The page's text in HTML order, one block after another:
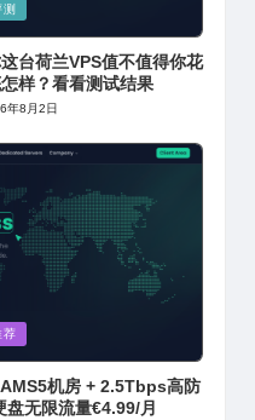
台荷兰VPS值不值得你花
样？看看测试结果
年8月2日
荐
机房 + 2.5Tbps高防
无限流量€4.99/月